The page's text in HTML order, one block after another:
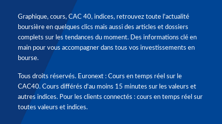
Graphique, cours, CAC 40, indices, retrouvez toute l'actualité
boursière en quelques clics mais aussi des articles et dossiers
complets sur les tendances du moment. Des informations clé en
main pour vous accompagner dans tous vos investissements en
bourse.
Tous droits réservés. Euronext : Cours en temps réel sur le
CAC40. Cours différés d'au moins 15 minutes sur les valeurs et
autres indices. Pour les clients connectés : cours en temps réel sur
toutes valeurs et indices.